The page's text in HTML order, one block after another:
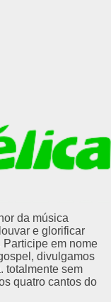
da música
e glorificar
Participe em nome
divulgamos
totalmente sem
quatro cantos do